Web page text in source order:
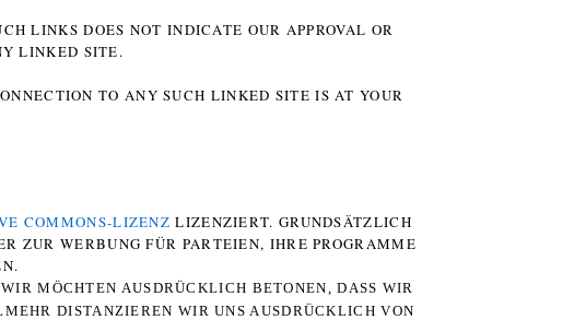
LINKS DOES NOT INDICATE OUR APPROVAL OR
LINKED SITE.
TO ANY SUCH LINKED SITE IS AT YOUR
COMMONS-LIZENZ LIZENZIERT. GRUNDSÄTZLICH
ZUR WERBUNG FÜR PARTEIEN, IHRE PROGRAMME
MÖCHTEN AUSDRÜCKLICH BETONEN, DASS WIR
DISTANZIEREN WIR UNS AUSDRÜCKLICH VON